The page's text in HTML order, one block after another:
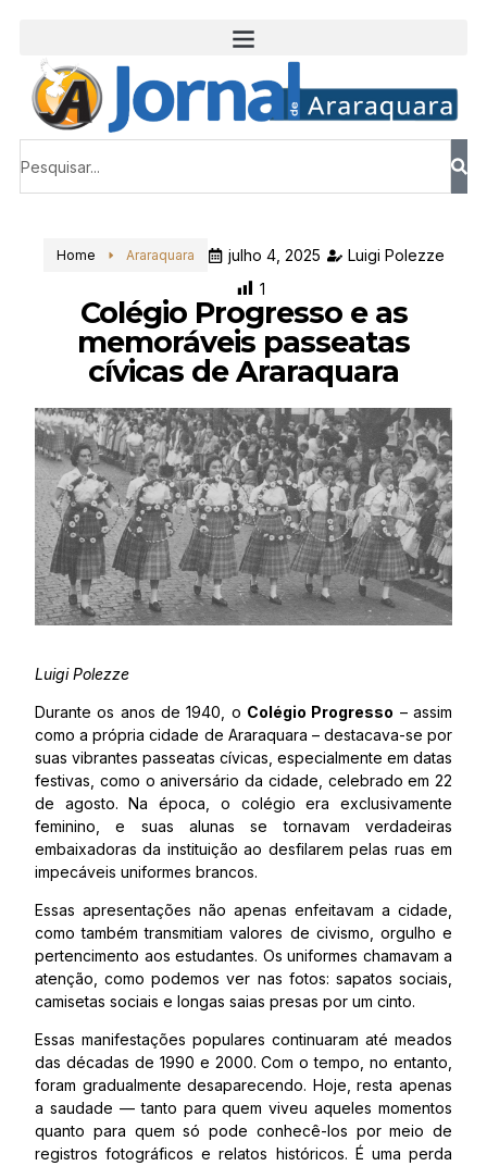
Home Araraquara julho 4, 2025
Luigi Polezze
1
Colégio Progresso e as
memoráveis passeatas
cívicas de Araraquara
Luigi Polezze
Durante os anos de 1940, o Colégio Progresso – assim
como a própria cidade de Araraquara – destacava-se por
suas vibrantes passeatas cívicas, especialmente em datas
festivas, como o aniversário da cidade, celebrado em 22
de agosto. Na época, o colégio era exclusivamente
feminino, e suas alunas se tornavam verdadeiras
embaixadoras da instituição ao desfilarem pelas ruas em
impecáveis uniformes brancos.
Essas apresentações não apenas enfeitavam a cidade,
como também transmitiam valores de civismo, orgulho e
pertencimento aos estudantes. Os uniformes chamavam a
atenção, como podemos ver nas fotos: sapatos sociais,
camisetas sociais e longas saias presas por um cinto.
Essas manifestações populares continuaram até meados
das décadas de 1990 e 2000. Com o tempo, no entanto,
foram gradualmente desaparecendo. Hoje, resta apenas
a saudade — tanto para quem viveu aqueles momentos
quanto para quem só pode conhecê-los por meio de
registros fotográficos e relatos históricos. É uma perda